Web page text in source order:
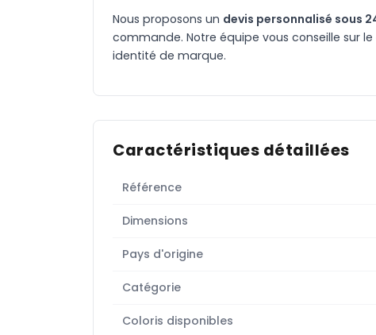
Nous proposons un devis personnalisé sous
commande. Notre équipe vous conseille sur
identité de marque.
Caractéristiques détaillées
Référence
Dimensions
Pays d'origine
Catégorie
Coloris disponibles